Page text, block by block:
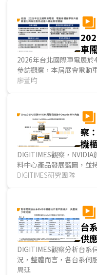
模型訓練與推論所需的底
設施的掌握度。...
車
效
2026年台北國際車電展
參訪觀察，本屆展會電動
料與高壓連接方案、動力
廖萱昀
察
機
值
解
DIGITIMES觀察，
料中心產品發展藍圖，並
基礎建設市場的領先地位
式納入下一階段資料中心
載，提出更細緻的系統級
DIGITIMES研究團隊
台
供
市
DIGITIMES觀察分析台系
況，整體而言，各台系伺
系CSP的客戶外，海外出
周延